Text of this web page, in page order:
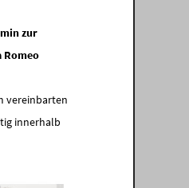
zur
Romeo
vereinbarten
innerhalb